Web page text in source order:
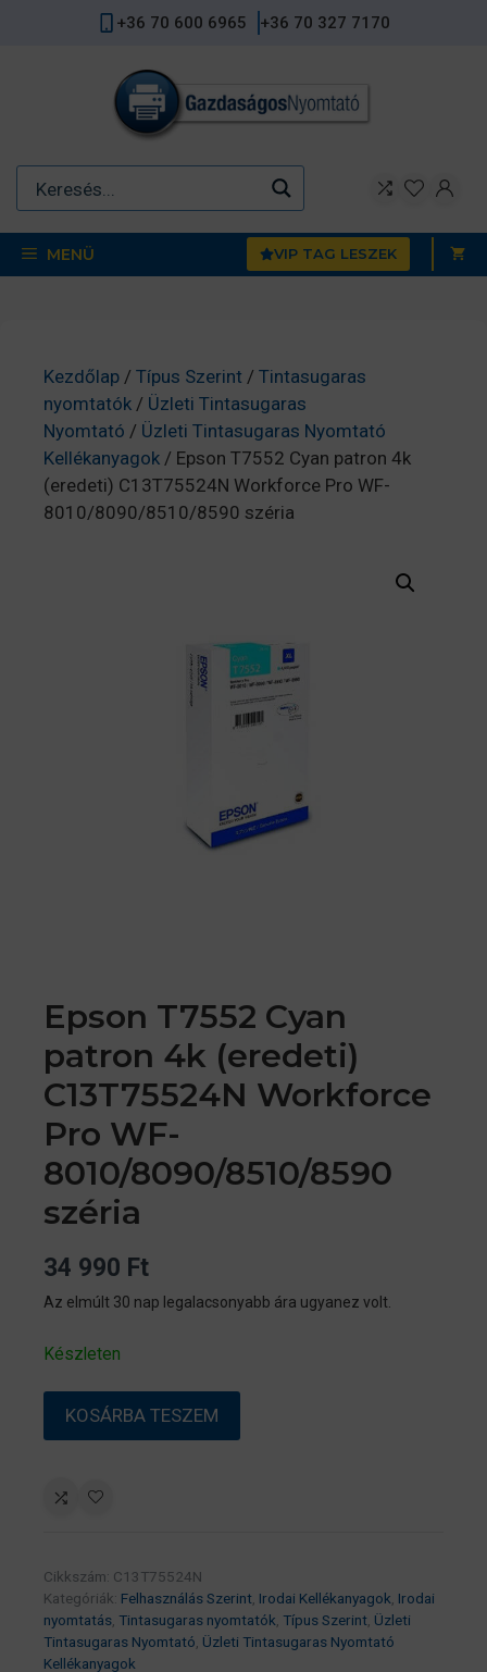
+36 70 600 6965 +36 70 327 7170
MENÜ VIP TAG LESZEK
Kezdőlap / Típus Szerint / Tintasugaras
nyomtatók / Üzleti Tintasugaras
Nyomtató / Üzleti Tintasugaras Nyomtató
Kellékanyagok / Epson T7552 Cyan patron 4k
(eredeti) C13T75524N Workforce Pro WF-
8010/8090/8510/8590 széria
Epson T7552 Cyan
patron 4k (eredeti)
C13T75524N Workforce
Pro WF-
8010/8090/8510/8590
széria
34 990 Ft
Az elmúlt 30 nap legalacsonyabb ára ugyanez volt.
Készleten
Epson
patron
C13T75524N
Workforce
Pro
WF-
KOSÁRBA TESZEM
Cikkszám: C13T75524N
Kategóriák: Felhasználás Szerint Irodai Kellékanyagok Irodai
nyomtatás Tintasugaras nyomtatók Típus Szerint Üzleti
Tintasugaras Nyomtató Üzleti Tintasugaras Nyomtató
Kellékanyagok